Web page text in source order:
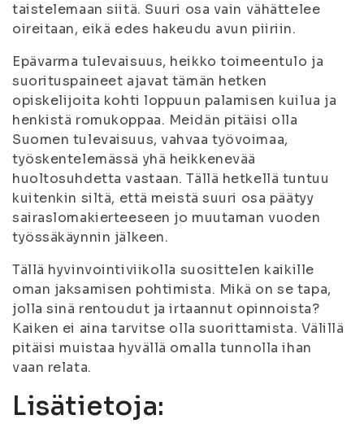
taistelemaan siitä. Suuri osa vain vähättelee
oireitaan, eikä edes hakeudu avun piiriin.
Epävarma tulevaisuus, heikko toimeentulo ja
suorituspaineet ajavat tämän hetken
opiskelijoita kohti loppuun palamisen kuilua ja
henkistä romukoppaa. Meidän pitäisi olla
Suomen tulevaisuus, vahvaa työvoimaa,
työskentelemässä yhä heikkenevää
huoltosuhdetta vastaan. Tällä hetkellä tuntuu
kuitenkin siltä, että meistä suuri osa päätyy
sairaslomakierteeseen jo muutaman vuoden
työssäkäynnin jälkeen.
Tällä hyvinvointiviikolla suosittelen kaikille
oman jaksamisen pohtimista. Mikä on se tapa,
jolla sinä rentoudut ja irtaannut opinnoista?
Kaiken ei aina tarvitse olla suorittamista. Välillä
pitäisi muistaa hyvällä omalla tunnolla ihan
vaan relata.
Lisätietoja: